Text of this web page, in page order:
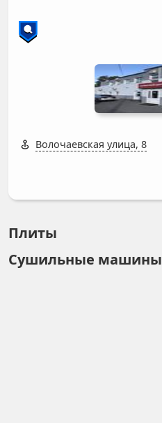
Волочаевская улица, 8
Плиты
Сушильные машины